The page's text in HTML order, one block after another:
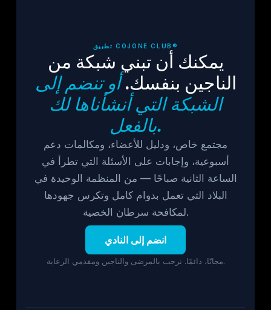
تطبيق COJONE CLUB®
يمكنك أن تبني شبكة من
الناجين بنفسك.أو تنضم إلى
الشبكة التي أنشأناها لك
بالفعل.
مجتمع خاص، ودليل للأعضاء، ومكالمات دعم
أسبوعية، وإجابات على الأسئلة التي تطرأ في
الساعة الثانية صباحًا — من المنظمة الوحيدة في
البلاد التي تعمل بدوام كامل وتكرس جهودها
لمكافحة سرطان الخصية.
انضم إلى النادي
مجانًا، دائمًا. نرحب بالمرضى والناجين ومقدمي الرعاية.